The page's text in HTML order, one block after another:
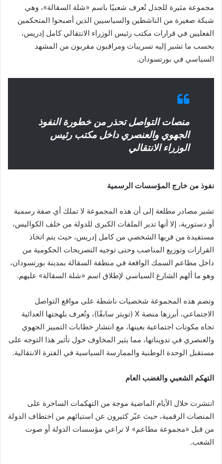
مجموعة مثيرة للجدل تُعرف شعبيًا باسم «شلة السقالة»، وهي
شبكة صغيرة من الناشطين والسياسيين الذين أصبحوا المتحكمين
الفعليين في قرارات مكتب رئيس الوزراء الانتقالي كامل إدريس،
بحسب ما تشير إليه تسريبات ومراقبون مقربون من المشهد
السياسي في بورتسودان.
منصات التواصل تحذر من خطورة النفوذ
الجهوي والعنصري داخل مكتب رئيس
الوزراء الانتقالي
نفوذ من خارج المؤسسات الرسمية
تشير مصادر مطلعة إلى أن هذه المجموعة لا تملك أي صفة رسمية
أو دستورية، إلا أنها تدير الملفات الكبرى للدولة من خلف الكواليس،
مستفيدة من قربها الشخصي من كامل إدريس، حيث يتم اتخاذ
القرارات وتوزيع المناصب وحتى توجيه التصريحات الحكومية من
داخل مطاعم السمك الواقعة في منطقة السقالة بمدينة بورتسودان،
وهو ما ألهم الشارع السياسي لإطلاق اسم «شلة السقالة» عليهم.
وتضم هذه المجموعة شخصيات ناشطة على مواقع التواصل
الاجتماعي، أبرزها منصة X (تويتر سابقًا)، وتُعرف بلهجتها العدائية
تجاه مكونات اجتماعية بعينها، مع انتشار خطابات التمييز الجهوي
والعنصري في تدويناتها، مما يثير المخاوف حول تأثير هذا التوجه على
مستقبل الوحدة الوطنية والممارسة السياسية في الفترة الانتقالية.
التهكم الشعبي والغضب العام
انتشرت خلال الأيام الماضية موجة من التهكمات الساخرة على
المنصات الرقمية، حيث عبّر كثيرون عن استيائهم من اختطاف الدولة
من قبل «مجموعة مطاعم» لا تراعي مؤسسات الدولة أو صوت
الشعب.